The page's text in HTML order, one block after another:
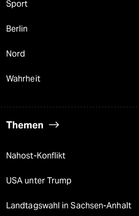
Sport
Berlin
Nord
Wahrheit
Themen
Nahost-Konflikt
USA unter Trump
Landtagswahl in Sachsen-Anhalt